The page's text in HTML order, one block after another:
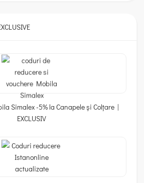
Simalex -5% la Canapele și Colțare |
EXCLUSIV